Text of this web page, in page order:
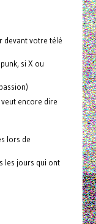
devant votre télé
si X ou
encore dire
lors de
les jours qui ont